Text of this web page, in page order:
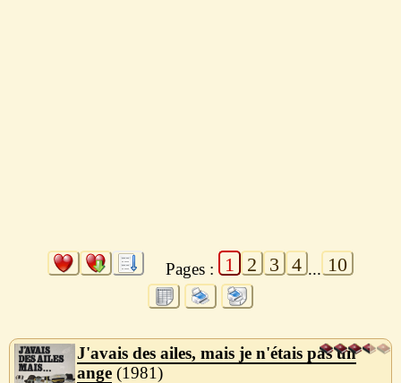
Pages : 1 2 3 4 ... 10
J'avais des ailes, mais je n'étais pas un
ange 1981